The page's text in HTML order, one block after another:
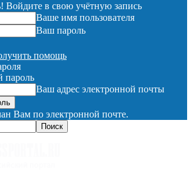
Войдите в свою учётную запись
Ваше имя пользователя
Ваш пароль
помощь
пароль
Ваш адрес электронной почты
Вам по электронной почте.